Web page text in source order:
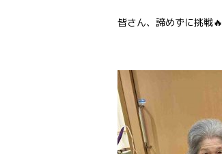
皆さん、諦めずに挑戦🔥